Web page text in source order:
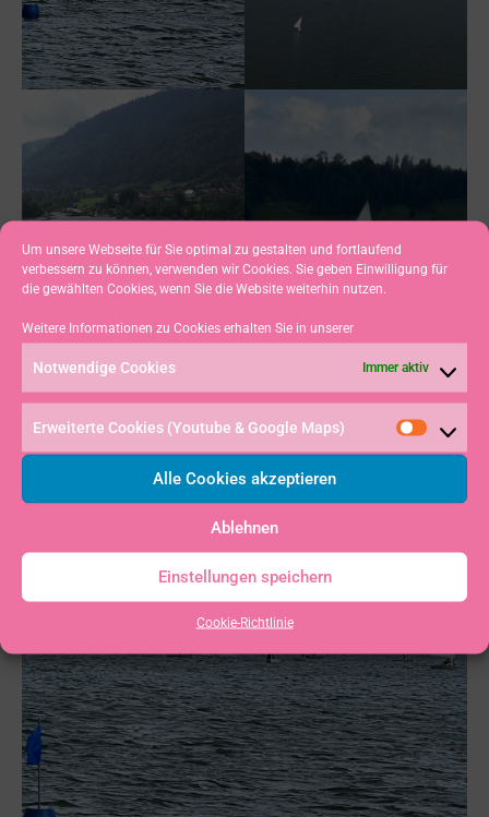
Um unsere Webseite für Sie optimal zu gestalten und fortlaufend
verbessern zu können, verwenden wir Cookies. Sie geben Einwilligung für
die gewählten Cookies, wenn Sie die Website weiterhin nutzen.
Weitere Informationen zu Cookies erhalten Sie in unserer
Notwendige Cookies Immer aktiv
Erweiterte Cookies (Youtube & Google Maps)
Alle Cookies akzeptieren
Ablehnen
Einstellungen speichern
Cookie-Richtlinie